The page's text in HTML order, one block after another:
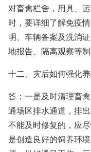
对畜禽栏舍，用具、
时，要详细了解免疫
明、车辆备案及洗消
地报告、隔离观察等制
十二、灾后如何强化
答：一是及时清理畜
通场区排水通道，排
不能及时修复的，应
是创造良好的饲养环